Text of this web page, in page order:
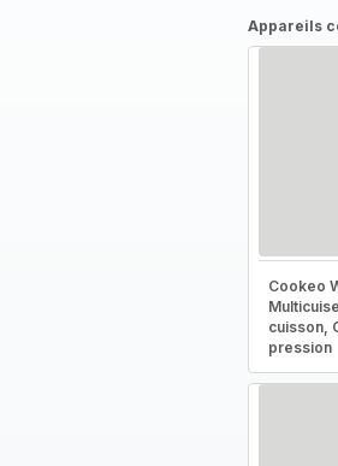
Appareils
Cookeo
cuisson,
pression